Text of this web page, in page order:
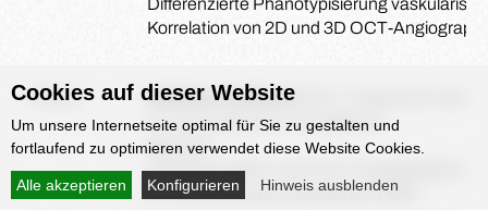
Differenzierte Phänotypisierung
Korrelation von 2D und 3D OCT-
078 KV Matthias Gutfleisch
A. Lommatzsch, D. Pauleikhoff
Münster
Veränderungen in der OCT-Angiographie
im Rahmen einer exsudativen AMD
Cookies auf dieser Website
Um unsere Internetseite optimal für Sie zu gestalten und
fortlaufend zu optimieren verwendet diese Website Cookies.
Alle akzeptieren Konfigurieren Hinweis ausblenden